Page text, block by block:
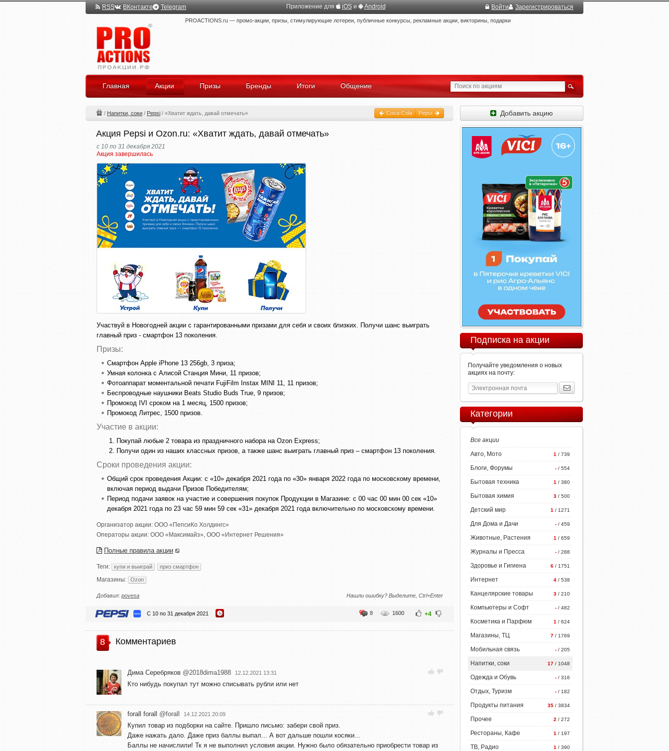
RSS ВКонтакте Telegram Приложение для iOSи Android Войти Зарегистрироваться
PROACTIONS.ru — промо-акции, призы, стимулирующие лотереи, публичные конкурсы, рекламные акции, викторины, подарки
Главная Акции Призы Бренды Итоги Общение
Coca-Cola Pepsi
/ Напитки, соки / Pepsi / «Хватит ждать, давай отмечать»
Акция Pepsi и Ozon.ru: «Хватит ждать, давай отмечать»
с 10 по 31 декабря 2021
Акция завершилась
Участвуй в Новогодней акции с гарантированными призами для себя и своих близких. Получи шанс выиграть
главный приз - смартфон 13 поколения.
Призы:
Смартфон Apple iPhone 13 256gb, 3 приза;
Умная колонка с Алисой Станция Мини, 11 призов;
Фотоаппарат моментальной печати FujiFilm Instax MINI 11, 11 призов;
Беспроводные наушники Beats Studio Buds True, 9 призов;
Промокод IVI сроком на 1 месяц, 1500 призов;
Промокод Литрес, 1500 призов.
Участие в акции:
Покупай любые 2 товара из праздничного набора на Ozon Express;
Получи один из наших классных призов, а также шанс выиграть главный приз – смартфон 13 поколения.
Сроки проведения акции:
Общий срок проведения Акции: с «10» декабря 2021 года по «30» января 2022 года по московскому времени,
включая период выдачи Призов Победителям;
Период подачи заявок на участие и совершения покупок Продукции в Магазине: с 00 час 00 мин 00 сек «10»
декабря 2021 года по 23 час 59 мин 59 сек «31» декабря 2021 года включительно по московскому времени.
Организатор акции: ООО «ПепсиКо Холдингс»
Операторы акции: ООО «Максимайз», ООО «Интернет Решения»
Полные правила акции
Теги: купи и выиграй приз смартфон
Магазины: Ozon
Добавил: povesa Нашли ошибку? Выделите, Ctrl+Enter
С 10 по 31 декабря 2021 +4
1600
8
8 Комментариев
Дима Серебряков @2018dima1988 12.12.2021 13:31
Кто нибудь покупал тут можно списывать рубли или нет
forall forall @forall 14.12.2021 20:09
Купил товар из подборки на сайте. Пришло письмо: забери свой приз.
Даже нажать дало. Даже приз баллы выпал... А вот дальше пошли косяки...
Баллы не начислили! Тк я не выполнил условия акции. Нужно было обязательно приобрести товар из
Добавить акцию
Подписка на акции
Получайте уведомления о новых
акциях на почту:
Категории
Все акции
1 / 739
Авто, Мото
- / 554
Блоги, Форумы
1 / 380
Бытовая техника
3 / 500
Бытовая химия
1 / 1271
Детский мир
- / 459
Для Дома и Дачи
1 / 659
Животные, Растения
- / 288
Журналы и Пресса
6 / 1751
Здоровье и Гигиена
4 / 538
Интернет
3 / 210
Канцелярские товары
- / 482
Компьютеры и Софт
1 / 624
Косметика и Парфюм
7 / 1769
Магазины, ТЦ
- / 205
Мобильная связь
17 / 1048
Напитки, соки
- / 316
Одежда и Обувь
- / 182
Отдых, Туризм
35 / 3834
Продукты питания
2 / 272
Прочее
1 / 197
Рестораны, Кафе
1 / 390
ТВ, Радио